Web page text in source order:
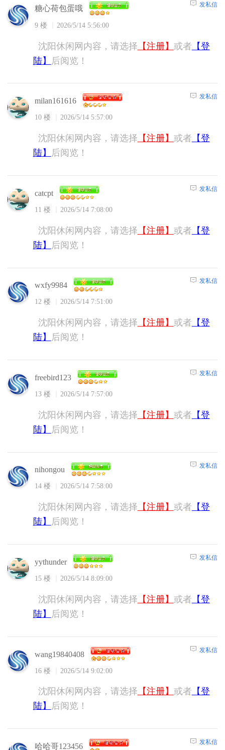
糖心荷包蛋哦
9 楼 2026/5/14 5:56:00
发私信
沈阳休闲网内容，请选择 【注册】 或者 【登
陆】
后阅览！
milan161616
10 楼 2026/5/14 5:57:00
发私信
沈阳休闲网内容，请选择 【注册】 或者 【登
陆】
后阅览！
catcpt
11 楼 2026/5/14 7:08:00
发私信
沈阳休闲网内容，请选择 【注册】 或者 【登
陆】
后阅览！
wxfy9984
12 楼 2026/5/14 7:51:00
发私信
沈阳休闲网内容，请选择 【注册】 或者 【登
陆】
后阅览！
freebird123
13 楼 2026/5/14 7:57:00
发私信
沈阳休闲网内容，请选择 【注册】 或者 【登
陆】
后阅览！
nihongou
14 楼 2026/5/14 7:58:00
发私信
沈阳休闲网内容，请选择 【注册】 或者 【登
陆】
后阅览！
yythunder
15 楼 2026/5/14 8:09:00
发私信
沈阳休闲网内容，请选择 【注册】 或者 【登
陆】
后阅览！
wang19840408
16 楼 2026/5/14 9:02:00
发私信
沈阳休闲网内容，请选择 【注册】 或者 【登
陆】
后阅览！
哈哈哥123456 发私信